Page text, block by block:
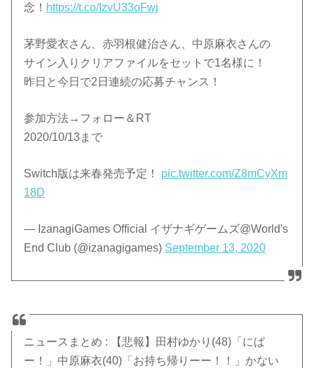
念！ https://t.co/IzvU33oFwj
茅野愛衣さん、赤羽根健治さん、中原麻衣さんの
サイン入りクリアファイルをセットで1名様に！
昨日と今日で2日連続の応募チャンス！
参加方法→フォロー＆RT
2020/10/13まで
Switch版は来春発売予定！ pic.twitter.com/Z8mCyXm
18D
— IzanagiGames Official イザナギゲームズ@World's
End Club (@izanagigames) September 13, 2020
ニュースまとめ : 【悲報】田村ゆかり(48)「にぱ
ー！」中原麻衣(40)「お持ち帰りーー！！」かない